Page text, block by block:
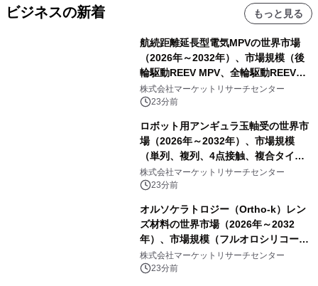
ビジネスの新着 もっと見る
航続距離延長型電気MPVの世界市場
（2026年～2032年）、市場規模（後
輪駆動REEV MPV、全輪駆動REEV
MPV）・分析レポートを発表
株式会社マーケットリサーチセンター
23分前
ロボット用アンギュラ玉軸受の世界市
場（2026年～2032年）、市場規模
（単列、複列、4点接触、複合タイ
プ）・分析レポートを発表
株式会社マーケットリサーチセンター
23分前
オルソケラトロジー（Ortho-k）レン
ズ材料の世界市場（2026年～2032
年）、市場規模（フルオロシリコーン
アクリレート、シリコーンアクリレー
ト、その他）・分析レポートを発表
株式会社マーケットリサーチセンター
23分前